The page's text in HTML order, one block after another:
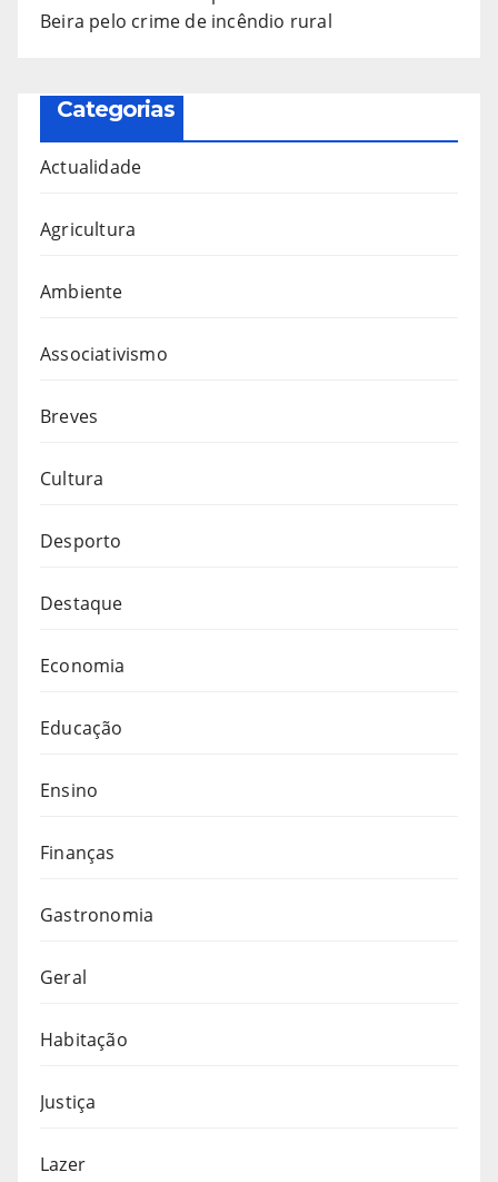
Beira pelo crime de incêndio rural
Categorias
Actualidade
Agricultura
Ambiente
Associativismo
Breves
Cultura
Desporto
Destaque
Economia
Educação
Ensino
Finanças
Gastronomia
Geral
Habitação
Justiça
Lazer